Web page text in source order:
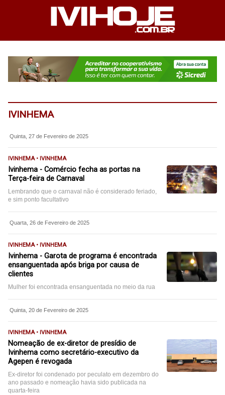
IVINHEMA
Quinta, 27 de Fevereiro de 2025
IVINHEMA • IVINHEMA
Ivinhema - Comércio fecha as portas na
Terça-feira de Carnaval
Lembrando que o carnaval não é considerado feriado,
e sim ponto facultativo
Quarta, 26 de Fevereiro de 2025
IVINHEMA • IVINHEMA
Ivinhema - Garota de programa é encontrada
ensanguentada após briga por causa de
clientes
Mulher foi encontrada ensanguentada no meio da rua
Quinta, 20 de Fevereiro de 2025
IVINHEMA • IVINHEMA
Nomeação de ex-diretor de presídio de
Ivinhema como secretário-executivo da
Agepen é revogada
Ex-diretor foi condenado por peculato em dezembro do
ano passado e nomeação havia sido publicada na
quarta-feira